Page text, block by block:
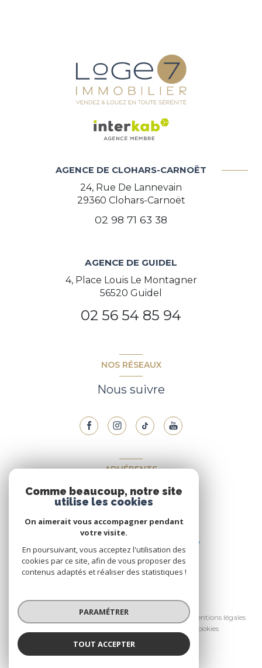
AGENCE DE CLOHARS-CARNOËT
24, Rue De Lannevain
29360 Clohars-Carnoët
02 98 71 63 38
AGENCE DE GUIDEL
4, Place Louis Le Montagner
56520 Guidel
02 56 54 85 94
NOS RÉSEAUX
Nous suivre
ADHÉRENTS
Nous adhérons
© 2026 | Tous droits réservés
Nos honoraires
Nos partenaires
Mentions légales
Cookies
Comme beaucoup, notre site
utilise les cookies
On aimerait vous accompagner pendant
votre visite.
En poursuivant, vous acceptez l'utilisation des
cookies par ce site, afin de vous proposer des
contenus adaptés et réaliser des statistiques !
PARAMÉTRER
TOUT ACCEPTER